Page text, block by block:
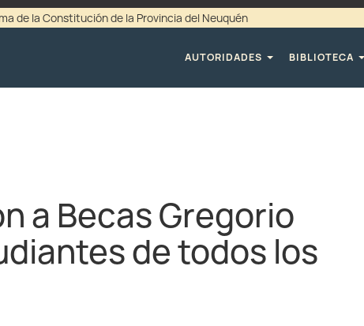
de la Constitución de la Provincia del Neuquén
AUTORIDADES
BIBLIOTECA
a Becas Gregorio
de todos los